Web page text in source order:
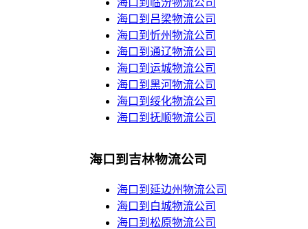
海口到临汾物流公司
海口到吕梁物流公司
海口到忻州物流公司
海口到通辽物流公司
海口到运城物流公司
海口到黑河物流公司
海口到绥化物流公司
海口到抚顺物流公司
海口到吉林物流公司
海口到延边州物流公司
海口到白城物流公司
海口到松原物流公司